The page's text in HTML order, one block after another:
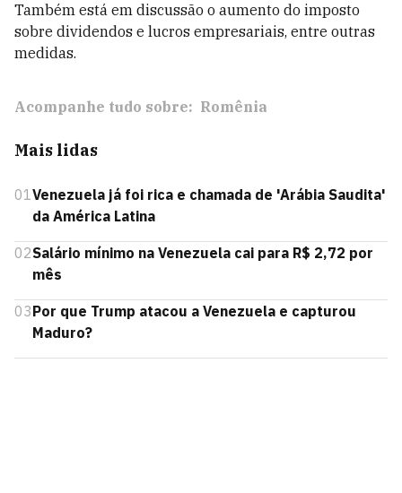
Também está em discussão o aumento do imposto
sobre dividendos e lucros empresariais, entre outras
medidas.
Acompanhe tudo sobre: Romênia
Mais lidas
01Venezuela já foi rica e chamada de 'Arábia Saudita'
da América Latina
02Salário mínimo na Venezuela cai para R$ 2,72 por
mês
03Por que Trump atacou a Venezuela e capturou
Maduro?